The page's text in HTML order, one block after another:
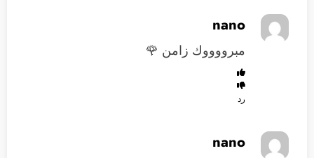
nano
مبرووووك زامن 🌹
رد
nano